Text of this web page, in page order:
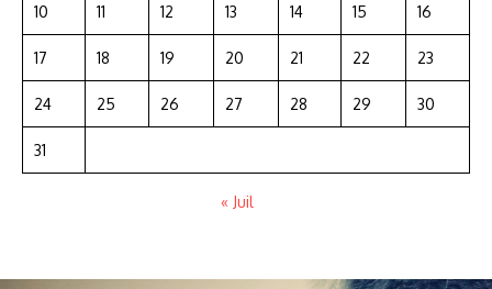
10 11 12 13 14 15 16
17 18 19 20 21 22 23
24 25 26 27 28 29 30
31
« Juil